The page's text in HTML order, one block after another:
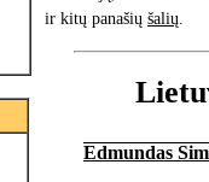
ir kitų panašių šalių
Edmundas